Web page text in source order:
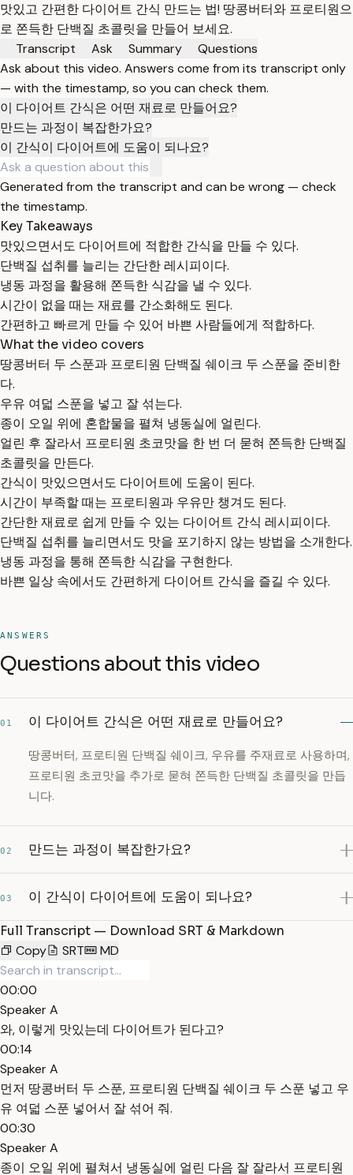
맛있고 간편한 다이어트 간식 만드는 법! 땅콩버터와 프로티원으
로 쫀득한 단백질 초콜릿을 만들어 보세요.
Transcript
Ask Summary
Questions
Ask about this video. Answers come from its transcript only
— with the timestamp, so you can check them.
이 다이어트 간식은 어떤 재료로 만들어요?
만드는 과정이 복잡한가요?
이 간식이 다이어트에 도움이 되나요?
Generated from the transcript and can be wrong — check
the timestamp.
Key Takeaways
맛있으면서도 다이어트에 적합한 간식을 만들 수 있다.
단백질 섭취를 늘리는 간단한 레시피이다.
냉동 과정을 활용해 쫀득한 식감을 낼 수 있다.
시간이 없을 때는 재료를 간소화해도 된다.
간편하고 빠르게 만들 수 있어 바쁜 사람들에게 적합하다.
What the video covers
땅콩버터 두 스푼과 프로티원 단백질 쉐이크 두 스푼을 준비한
다.
우유 여덟 스푼을 넣고 잘 섞는다.
종이 오일 위에 혼합물을 펼쳐 냉동실에 얼린다.
얼린 후 잘라서 프로티원 초코맛을 한 번 더 묻혀 쫀득한 단백질
초콜릿을 만든다.
간식이 맛있으면서도 다이어트에 도움이 된다.
시간이 부족할 때는 프로티원과 우유만 챙겨도 된다.
간단한 재료로 쉽게 만들 수 있는 다이어트 간식 레시피이다.
단백질 섭취를 늘리면서도 맛을 포기하지 않는 방법을 소개한다.
냉동 과정을 통해 쫀득한 식감을 구현한다.
바쁜 일상 속에서도 간편하게 다이어트 간식을 즐길 수 있다.
ANSWERS
Questions about this video
01 이 다이어트 간식은 어떤 재료로 만들어요?
땅콩버터, 프로티원 단백질 쉐이크, 우유를 주재료로 사용하며,
프로티원 초코맛을 추가로 묻혀 쫀득한 단백질 초콜릿을 만듭
니다.
02 만드는 과정이 복잡한가요?
03 이 간식이 다이어트에 도움이 되나요?
Full Transcript — Download SRT & Markdown
Copy
SRT MD
00:00
Speaker A
와, 이렇게 맛있는데 다이어트가 된다고?
00:14
Speaker A
먼저 땅콩버터 두 스푼, 프로티원 단백질 쉐이크 두 스푼 넣고 우
유 여덟 스푼 넣어서 잘 섞어 줘.
00:30
Speaker A
종이 오일 위에 펼쳐서 냉동실에 얼린 다음 잘 잘라서 프로티원